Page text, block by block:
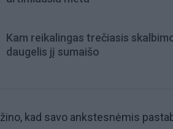
Kam reikalingas trečiasis
daugelis jį sumaišo
kad savo ankstesnėmis